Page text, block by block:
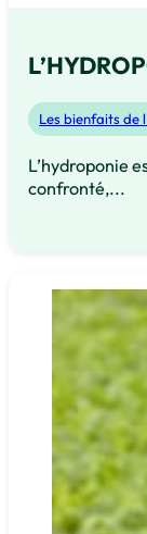
Les bienfaits de
L’hydroponie
confronté,...